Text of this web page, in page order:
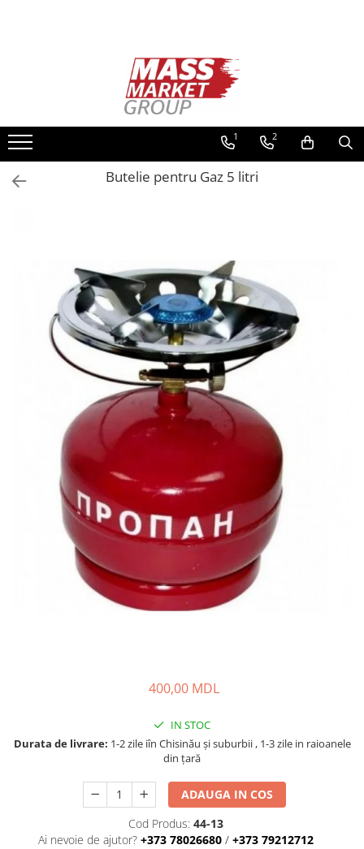
Lansete la crap
Mulinete la crap
Fire Crap
Rod Pod, picheti, suporti
Carlige crap
Avertizoare si swingere
Pescuit Feeder, Stationar, Pluta
Lansete Feeder, Stationar, Pluta
Mulinete Feeder, Stationar, Pluta
Fire feeder, stationar
Plute si Indicatoare
Platforme feeder, suporturi,
Plumbi, cosulete, momitoare
Carlige Feeder, Stationar
Mincioguri si juvelnice
Accesorii monturi
Genti, huse, galeti
Accesorii si instrumente
Greutati la rapitor
Accesorii rapitor
Monturi rapitor
Forfaci la rapitor
1 2
Butelie pentru Gaz 5 litri
400,00 MDL
IN STOC
Durata de livrare: 1-2 zile iîn Chisinău şi suburbii , 1-3 zile in raioanele
din țară
ADAUGA IN COS
Cod Produs: 44-13
Ai nevoie de ajutor? +373 78026680 / +373 79212712